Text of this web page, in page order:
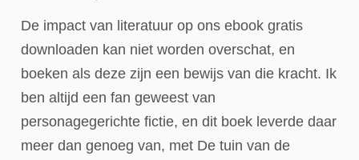
De impact van literatuur op ons ebook gratis
downloaden kan niet worden overschat, en
boeken als deze zijn een bewijs van die kracht. Ik
ben altijd een fan geweest van
personagegerichte fictie, en dit boek leverde daar
meer dan genoeg van, met De tuin van de